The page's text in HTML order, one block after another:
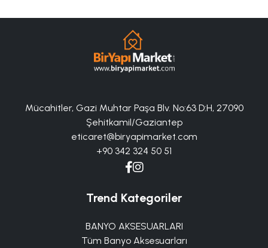
Mücahitler, Gazi Muhtar Paşa Blv. No:63 D:H, 27090
Şehitkamil/Gaziantep
eticaret@biryapimarket.com
+90 342 324 50 51
Trend Kategoriler
BANYO AKSESUARLARI
Tüm Banyo Aksesuarları